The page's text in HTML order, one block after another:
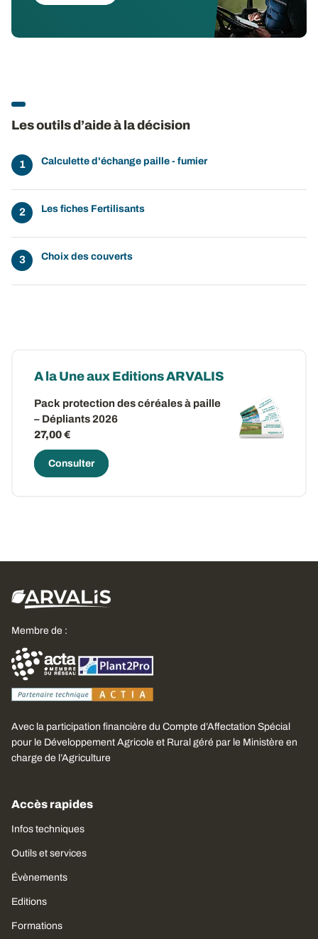
Les outils d’aide à la décision
Calculette d'échange paille - fumier
Les fiches Fertilisants
Choix des couverts
A la Une aux Editions ARVALIS
Pack protection des céréales à paille
– Dépliants 2026
27,00 €
Consulter
Membre de :
Avec la participation financière du Compte d’Affectation Spécial
pour le Développement Agricole et Rural géré par le Ministère en
charge de l’Agriculture
Accès rapides
Infos techniques
Outils et services
Évènements
Editions
Formations